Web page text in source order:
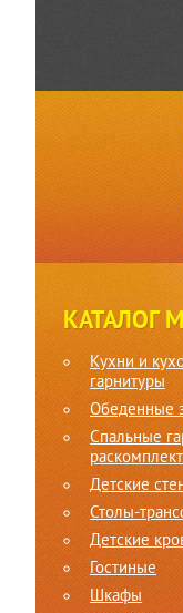
КАТАЛОГ
Кухни и
гарнитуры
Обеденные
Спальные
Детские
Столы-
Детские
Гостиные
Шкафы